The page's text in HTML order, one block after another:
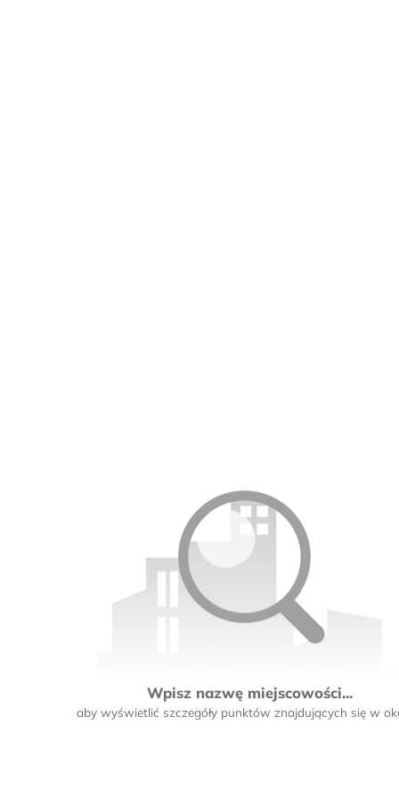
Wpisz nazwę miejscowości...
aby wyświetlić szczegóły punktów znajdujących się w